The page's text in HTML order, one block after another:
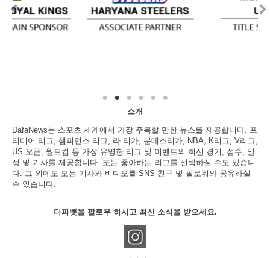
소개
DafaNews는 스포츠 세계에서 가장 주목할 만한 뉴스를 제공합니다. 프
리미어 리그, 챔피언스 리그, 라 리가, 분데스리가, NBA, K리그, V리그,
US 오픈, 월드컵 등 가장 유명한 리그 및 이벤트의 최신 경기, 점수, 일
정 및 기사를 제공합니다. 또는 좋아하는 리그를 선택하실 수도 있습니
다. 그 외에도 모든 기사와 비디오를 SNS 친구 및 팔로워와 공유하실
수 있습니다.
다파벳을 팔로우 하시고 최신 소식을 받으세요.